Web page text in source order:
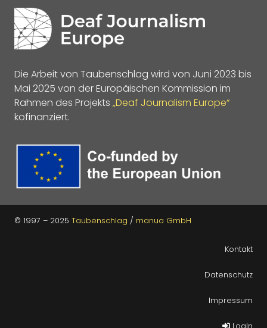
Die Arbeit von Taubenschlag wird von Juni 2023 bis
Mai 2025 von der Europäischen Kommission im
Rahmen des Projekts „Deaf Journalism Europe“
kofinanziert.
© 1997 – 2025 Taubenschlag / manua GmbH
Kontakt
Datenschutz
Impressum